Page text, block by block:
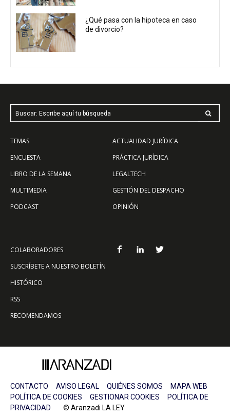
¿Qué pasa con la hipoteca en caso
de divorcio?
Buscar: Escribe aquí tu búsqueda
TEMAS
ENCUESTA
LIBRO DE LA SEMANA
MULTIMEDIA
PODCAST
ACTUALIDAD JURÍDICA
PRÁCTICA JURÍDICA
LEGALTECH
GESTIÓN DEL DESPACHO
OPINIÓN
COLABORADORES
SUSCRÍBETE A NUESTRO BOLETÍN
HISTÓRICO
RSS
RECOMENDAMOS
CONTACTO AVISO LEGAL QUIÉNES SOMOS
MAPA WEB
POLÍTICA DE COOKIES
GESTIONAR COOKIES
POLÍTICA DE
PRIVACIDAD © Aranzadi LA LEY